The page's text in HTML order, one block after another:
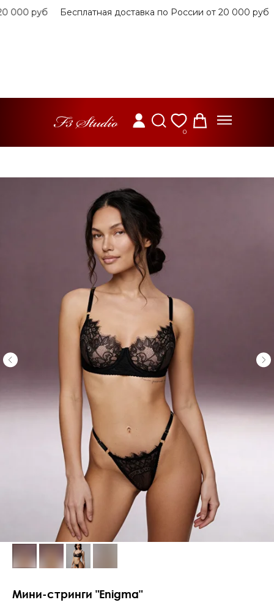
000 руб Бесплатная доставка по России от 20 000 руб
0
Мини-стринги "Enigma"